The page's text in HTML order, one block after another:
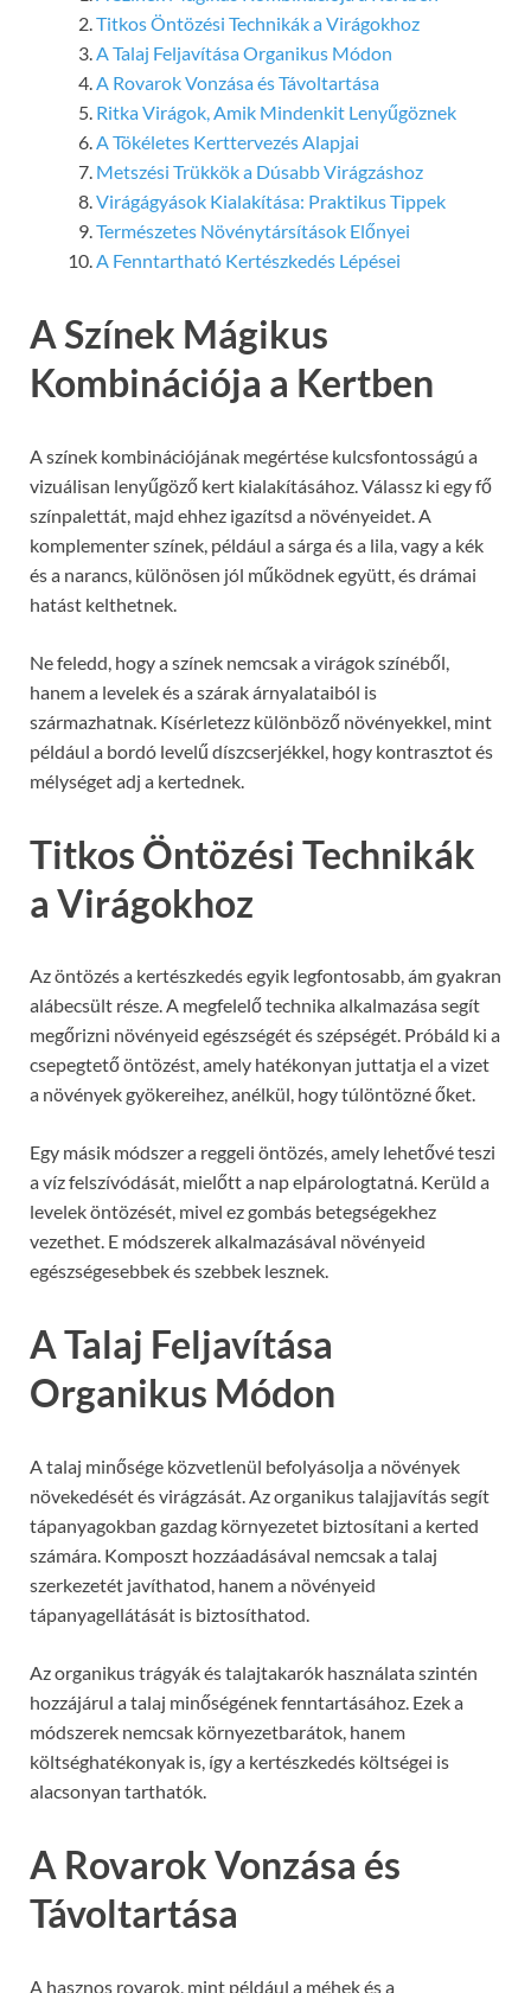
Titkos Öntözési Technikák a Virágokhoz
A Talaj Feljavítása Organikus Módon
A Rovarok Vonzása és Távoltartása
Ritka Virágok, Amik Mindenkit Lenyűgöznek
A Tökéletes Kerttervezés Alapjai
Metszési Trükkök a Dúsabb Virágzáshoz
Virágágyások Kialakítása: Praktikus Tippek
Természetes Növénytársítások Előnyei
A Fenntartható Kertészkedés Lépései
A Színek Mágikus
Kombinációja a Kertben
A színek kombinációjának megértése kulcsfontosságú a
vizuálisan lenyűgöző kert kialakításához. Válassz ki egy fő
színpalettát, majd ehhez igazítsd a növényeidet. A
komplementer színek, például a sárga és a lila, vagy a kék
és a narancs, különösen jól működnek együtt, és drámai
hatást kelthetnek.
Ne feledd, hogy a színek nemcsak a virágok színéből,
hanem a levelek és a szárak árnyalataiból is
származhatnak. Kísérletezz különböző növényekkel, mint
például a bordó levelű díszcserjékkel, hogy kontrasztot és
mélységet adj a kertednek.
Titkos Öntözési Technikák
a Virágokhoz
Az öntözés a kertészkedés egyik legfontosabb, ám gyakran
alábecsült része. A megfelelő technika alkalmazása segít
megőrizni növényeid egészségét és szépségét. Próbáld ki a
csepegtető öntözést, amely hatékonyan juttatja el a vizet
a növények gyökereihez, anélkül, hogy túlöntözné őket.
Egy másik módszer a reggeli öntözés, amely lehetővé teszi
a víz felszívódását, mielőtt a nap elpárologtatná. Kerüld a
levelek öntözését, mivel ez gombás betegségekhez
vezethet. E módszerek alkalmazásával növényeid
egészségesebbek és szebbek lesznek.
A Talaj Feljavítása
Organikus Módon
A talaj minősége közvetlenül befolyásolja a növények
növekedését és virágzását. Az organikus talajjavítás segít
tápanyagokban gazdag környezetet biztosítani a kerted
számára. Komposzt hozzáadásával nemcsak a talaj
szerkezetét javíthatod, hanem a növényeid
tápanyagellátását is biztosíthatod.
Az organikus trágyák és talajtakarók használata szintén
hozzájárul a talaj minőségének fenntartásához. Ezek a
módszerek nemcsak környezetbarátok, hanem
költséghatékonyak is, így a kertészkedés költségei is
alacsonyan tarthatók.
A Rovarok Vonzása és
Távoltartása
A hasznos rovarok, mint például a méhek és a